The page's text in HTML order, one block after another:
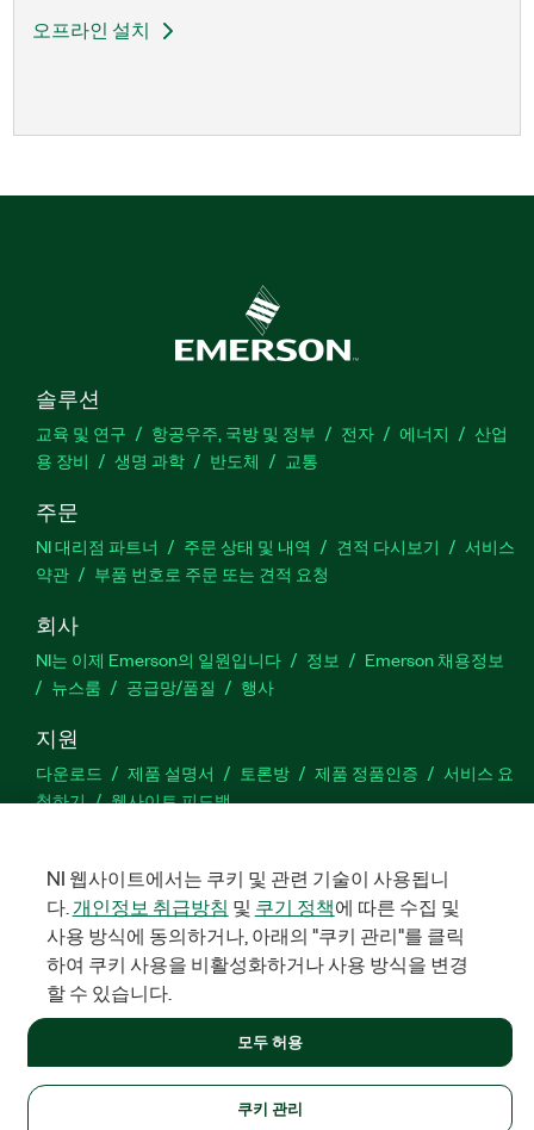
오프라인 설치
솔루션
교육 및 연구 항공우주, 국방 및 정부 전자 에너지
산업
용 장비
생명 과학 반도체 교통
주문
NI 대리점 파트너 주문 상태 및 내역 견적 다시보기
서비스
약관
부품 번호로 주문 또는 견적 요청
회사
NI는 이제 Emerson의 일원입니다 정보
Emerson 채용정보
뉴스룸
공급망/품질 행사
지원
다운로드 제품 설명서 토론방 제품 정품인증
서비스 요
청하기
웹사이트 피드백
Facebook
TwitterLinkedIn
법적정보|IMPRINT|개인정보 취급방침|쿠키 관리
©NATIONAL INSTRUMENTS CORP. 판권 소유. 한국내쇼날인스트루먼
트㈜ | 주소: 서울특별시 영등포구 여의대로 108, 36층 (여의도동,
파크원 타워1) | 대표자: 수리후앗, 페드로와이안드라데 | 사업자 등
록번호: 214-81-91583 | 대표전화: 02-3451-3400
NI 웹사이트에서는 쿠키 및 관련 기술이 사용됩니
다. 개인정보 취급방침 및 쿠기 정책에 따른 수집 및
사용 방식에 동의하거나, 아래의 "쿠키 관리"를 클릭
하여 쿠키 사용을 비활성화하거나 사용 방식을 변경
할 수 있습니다.
쿠키 관리
모두 허용